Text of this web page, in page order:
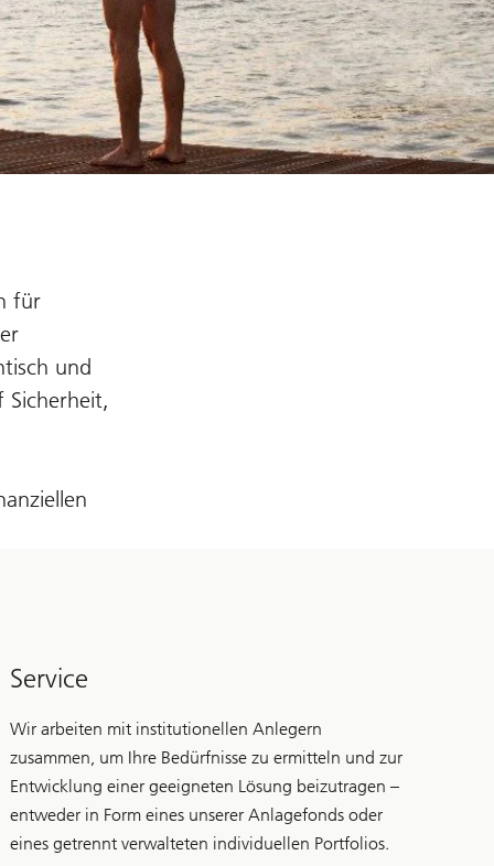
für
und
Sicherheit,
Service
Wir arbeiten mit institutionellen Anlegern
zusammen, um Ihre Bedürfnisse zu ermitteln und zur
Entwicklung einer geeigneten Lösung beizutragen –
entweder in Form eines unserer Anlagefonds oder
eines getrennt verwalteten individuellen Portfolios.